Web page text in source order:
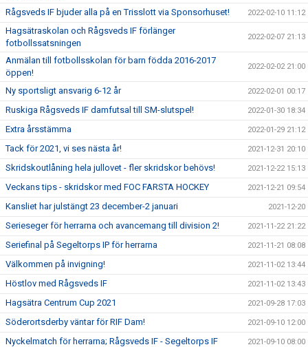
Rågsveds IF bjuder alla på en Trisslott via Sponsorhuset! 2022-02-10 11:12
Hagsätraskolan och Rågsveds IF förlänger
fotbollssatsningen
2022-02-07 21:13
Anmälan till fotbollsskolan för barn födda 2016-2017
öppen!
2022-02-02 21:00
Ny sportsligt ansvarig 6-12 år 2022-02-01 00:17
Ruskiga Rågsveds IF damfutsal till SM-slutspel! 2022-01-30 18:34
Extra årsstämma 2022-01-29 21:12
Tack för 2021, vi ses nästa år! 2021-12-31 20:10
Skridskoutlåning hela jullovet - fler skridskor behövs! 2021-12-22 15:13
Veckans tips - skridskor med FOC FARSTA HOCKEY 2021-12-21 09:54
Kansliet har julstängt 23 december-2 januari 2021-12-20
Serieseger för herrarna och avancemang till division 2! 2021-11-22 21:22
Seriefinal på Segeltorps IP för herrarna 2021-11-21 08:08
Välkommen på invigning! 2021-11-02 13:44
Höstlov med Rågsveds IF 2021-11-02 13:43
Hagsätra Centrum Cup 2021 2021-09-28 17:03
Söderortsderby väntar för RIF Dam! 2021-09-10 12:00
Nyckelmatch för herrarna; Rågsveds IF - Segeltorps IF 2021-09-10 08:00